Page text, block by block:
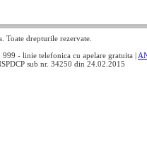
Toate drepturile rezervate.
- linie telefonica cu apelare gratuita |
sub nr. 34250 din 24.02.2015